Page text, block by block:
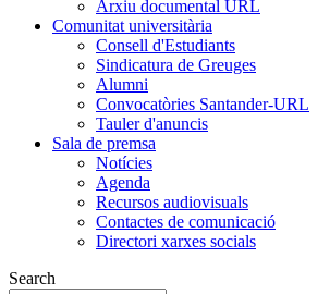
Arxiu documental URL
Comunitat universitària
Consell d'Estudiants
Sindicatura de Greuges
Alumni
Convocatòries Santander-URL
Tauler d'anuncis
Sala de premsa
Notícies
Agenda
Recursos audiovisuals
Contactes de comunicació
Directori xarxes socials
Search